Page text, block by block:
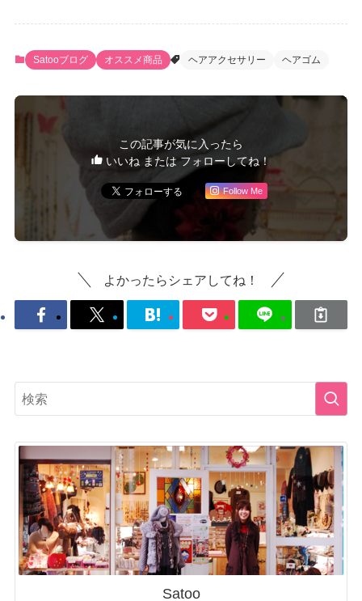
Satooブログ オススメ商品 ヘアアクセサリー ヘアゴム
この記事が気に入ったら
いいね または フォローしてね！
Follow Me
よかったらシェアしてね！
Satoo